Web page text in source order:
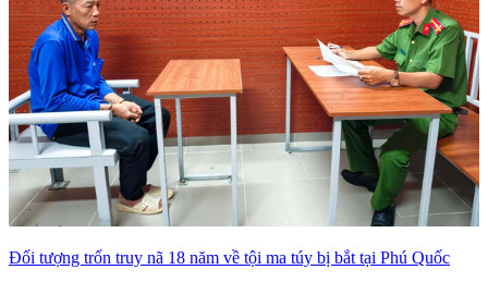
Đối tượng trốn truy nã 18 năm về tội ma túy bị bắt tại Phú Quốc